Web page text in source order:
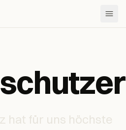
hat für uns höchste